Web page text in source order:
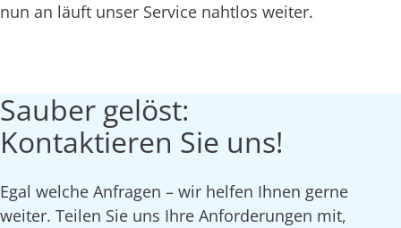
nun an läuft unser Service nahtlos weiter.
Sauber gelöst:
Kontaktieren Sie uns!
Egal welche Anfragen – wir helfen Ihnen gerne
weiter. Teilen Sie uns Ihre Anforderungen mit,